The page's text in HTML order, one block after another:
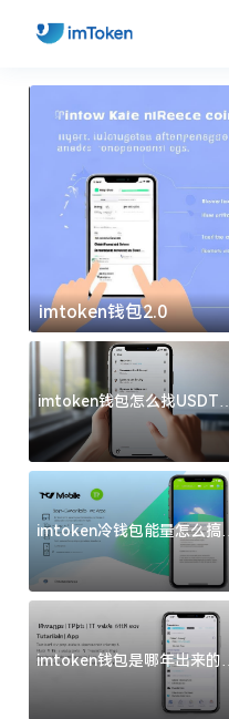
imtoken钱包2.0
imtoken钱包怎么找USDT地
址？三步搞定不踩坑
imtoken冷钱包能量怎么搞？
过来人告诉你门道
imtoken钱包是哪年出来的？
一文给你说清楚